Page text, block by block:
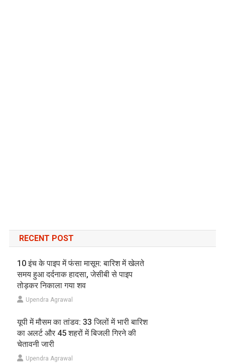
RECENT POST
10 इंच के पाइप में फंसा मासूम: बारिश में खेलते
समय हुआ दर्दनाक हादसा, जेसीबी से पाइप
तोड़कर निकाला गया शव
Upendra Agrawal
यूपी में मौसम का तांडव: 33 जिलों में भारी बारिश
का अलर्ट और 45 शहरों में बिजली गिरने की
चेतावनी जारी
Upendra Agrawal